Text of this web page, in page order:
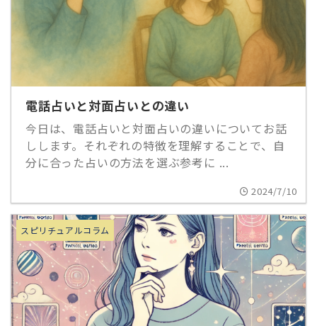
電話占いと対面占いとの違い
今日は、電話占いと対面占いの違いについてお話
しします。それぞれの特徴を理解することで、自
分に合った占いの方法を選ぶ参考に ...
2024/7/10
スピリチュアルコラム